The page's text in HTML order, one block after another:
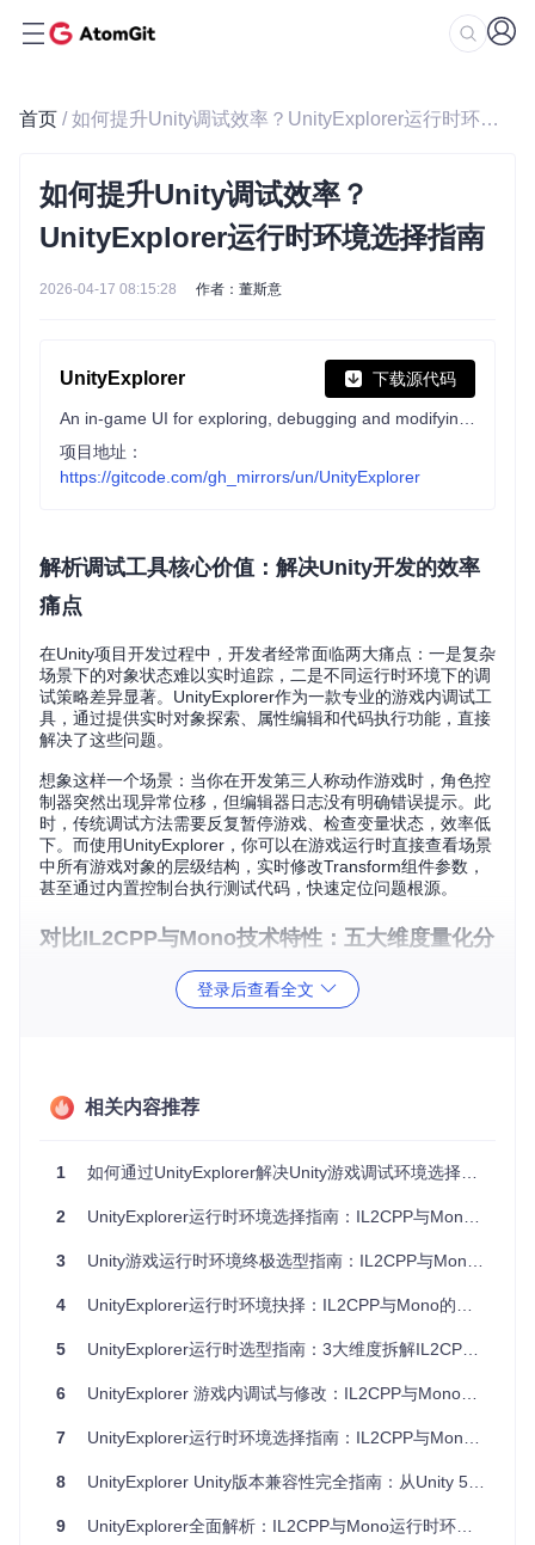
首页 / 如何提升Unity调试效率？UnityExplorer运行时环境选择指南
如何提升Unity调试效率？
UnityExplorer运行时环境选择指南
2026-04-17 08:15:28 作者：董斯意
UnityExplorer 下载源代码
项目地址：
https://gitcode.com/gh_mirrors/un/UnityExplorer
解析调试工具核心价值：解决Unity开发的效率
痛点
在Unity项目开发过程中，开发者经常面临两大痛点：一是复杂
场景下的对象状态难以实时追踪，二是不同运行时环境下的调
试策略差异显著。UnityExplorer作为一款专业的游戏内调试工
具，通过提供实时对象探索、属性编辑和代码执行功能，直接
解决了这些问题。
想象这样一个场景：当你在开发第三人称动作游戏时，角色控
制器突然出现异常位移，但编辑器日志没有明确错误提示。此
时，传统调试方法需要反复暂停游戏、检查变量状态，效率低
下。而使用UnityExplorer，你可以在游戏运行时直接查看场景
中所有游戏对象的层级结构，实时修改Transform组件参数，
甚至通过内置控制台执行测试代码，快速定位问题根源。
对比IL2CPP与Mono技术特性：五大维度量化分
评估维
度
IL2CPP运行时
能
码执行)
编译)
捷性
★★☆☆☆ (需特殊反
射处理)
★★★★★ (成熟调试
工具链支持)
代码保
★★★★☆ (编译为C
★★☆☆☆ (中间代码
小
★★★★☆ (剔除未使
用代码)
★★★☆☆ (完整运行
时依赖)
容性
台强制要求)
支持受限)
UnityExplorer针对两种运行时环境提供了专门的适配方案：在
在Mono环境下，则利用MonoHelper实现更灵活的反射操作，
登录后查看全文
相关内容推荐
1 如何通过UnityExplorer解决Unity游戏调试环境选择难题
2 UnityExplorer运行时环境选择指南：IL2CPP与Mono决策手册
3 Unity游戏运行时环境终极选型指南：IL2CPP与Mono深度对比及决策框架
4 UnityExplorer运行时环境抉择：IL2CPP与Mono的技术取舍
5 UnityExplorer运行时选型指南：3大维度拆解IL2CPP与Mono技术抉择
6 UnityExplorer 游戏内调试与修改：IL2CPP与Mono运行时环境选择指南
7 UnityExplorer运行时环境选择指南：IL2CPP与Mono调试工具全解析
8 UnityExplorer Unity版本兼容性完全指南：从Unity 5.2到2021+的完整支持方案
9 UnityExplorer全面解析：IL2CPP与Mono运行时环境选择指南